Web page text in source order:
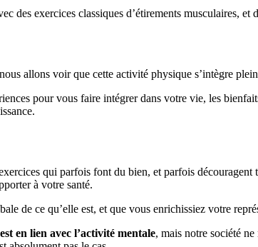
des exercices classiques d’étirements musculaires,
allons voir que cette activité physique s’intègre
pour vous faire intégrer dans votre vie, les
qui parfois font du bien, et parfois
à votre santé.
de ce qu’elle est, et que vous enrichissiez votre
en lien avec l’activité mentale, mais notre société